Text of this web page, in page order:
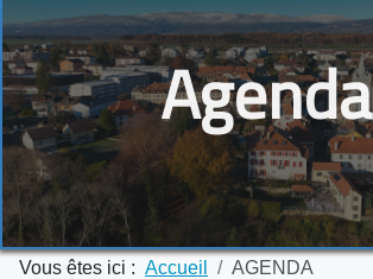
Agenda
Vous êtes ici : Accueil AGENDA